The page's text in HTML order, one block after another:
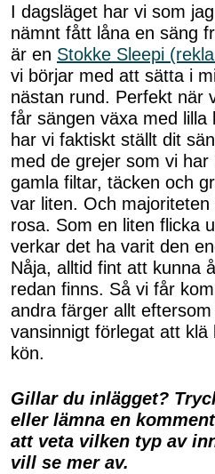
I dagsläget har vi som
nämnt fått låna en säng
är en Stokke Sleepi
vi börjar med att sätta i
nästan rund. Perfekt när
får sängen växa med lilla
har vi faktiskt ställt dit
med de grejer som vi
gamla filtar, täcken och
var liten. Och
rosa. Som en liten flicka
verkar det ha varit den
Nåja, alltid fint att kunna
redan finns. Så vi får
andra färger allt
vansinnigt förlegat att
kön.
Gillar du inlägget?
eller lämna en
att veta vilken typ av
vill se mer av.